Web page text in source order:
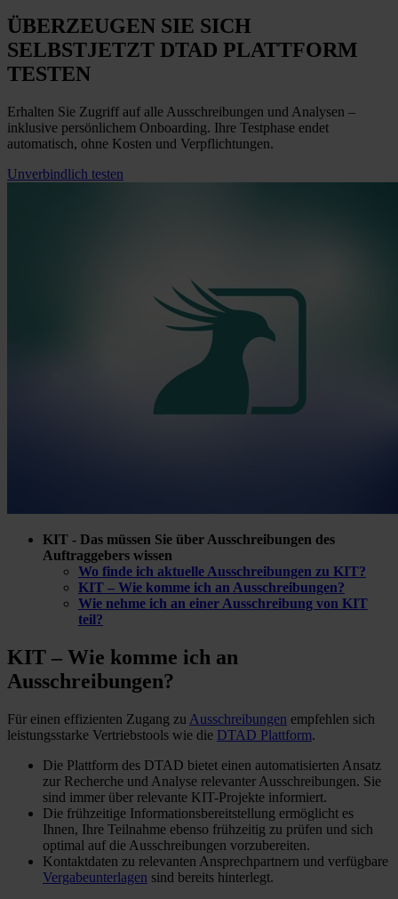
ÜBERZEUGEN SIE SICH
SELBSTJETZT DTAD PLATTFORM
TESTEN
Erhalten Sie Zugriff auf alle Ausschreibungen und Analysen –
inklusive persönlichem Onboarding. Ihre Testphase endet
automatisch, ohne Kosten und Verpflichtungen.
Unverbindlich testen
KIT - Das müssen Sie über Ausschreibungen des
Auftraggebers wissen
Wo finde ich aktuelle Ausschreibungen zu KIT?
KIT – Wie komme ich an Ausschreibungen?
Wie nehme ich an einer Ausschreibung von KIT
teil?
KIT – Wie komme ich an
Ausschreibungen?
Für einen effizienten Zugang zu Ausschreibungen empfehlen sich
leistungsstarke Vertriebstools wie die DTAD Plattform.
Die Plattform des DTAD bietet einen automatisierten Ansatz
zur Recherche und Analyse relevanter Ausschreibungen. Sie
sind immer über relevante KIT-Projekte informiert.
Die frühzeitige Informationsbereitstellung ermöglicht es
Ihnen, Ihre Teilnahme ebenso frühzeitig zu prüfen und sich
optimal auf die Ausschreibungen vorzubereiten.
Kontaktdaten zu relevanten Ansprechpartnern und verfügbare
Vergabeunterlagen sind bereits hinterlegt.